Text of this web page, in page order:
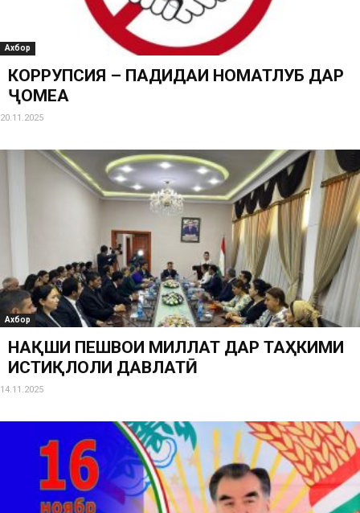
Ахбор
КОРРУПСИЯ – ПАДИДАИ НОМАТЛУБ ДАР
ҶОМЕА
20.11.2025
Ахбор
НАҚШИ ПЕШВОИ МИЛЛАТ ДАР ТАҲКИМИ
ИСТИҚЛОЛИ ДАВЛАТӢ
14.11.2025